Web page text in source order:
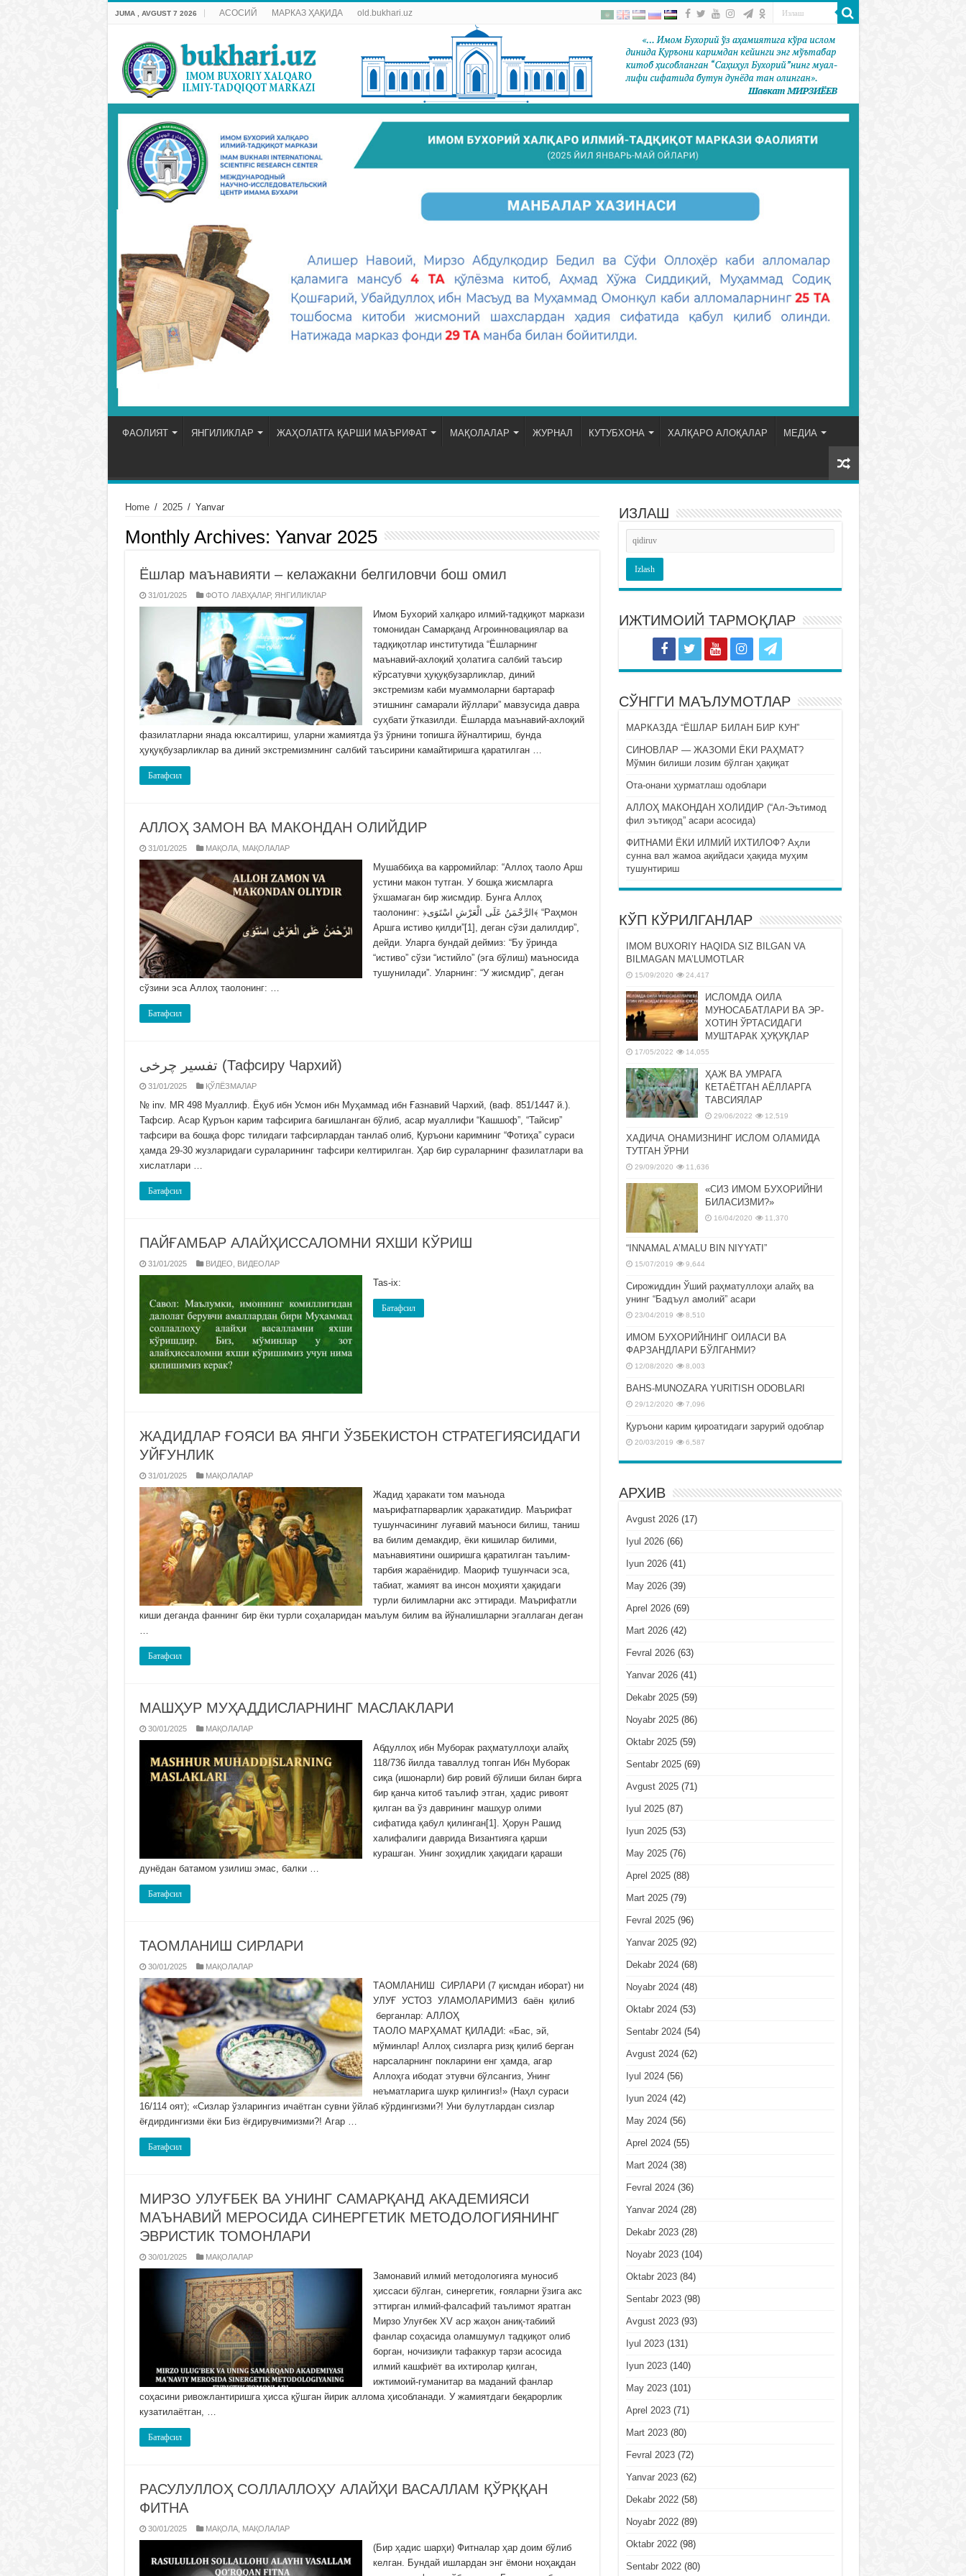
JUMA , AVGUST 7 2026 АСОСИЙ МАРКАЗ ҲАҚИДА old.bukhari.uz
ФАОЛИЯТ ЯНГИЛИКЛАР ЖАҲОЛАТГА ҚАРШИ МАЪРИФАТ МАҚОЛАЛАР ЖУРНАЛ КУТУБХОНА ХАЛҚАРО АЛОҚАЛАР МЕДИА
Home / 2025 / Yanvar
Monthly Archives: Yanvar 2025
Ёшлар маънавияти – келажакни белгиловчи бош омил
31/01/2025 ФОТО ЛАВҲАЛАР, ЯНГИЛИКЛАР
Имом Бухорий халқаро илмий-тадқиқот маркази
томонидан Самарқанд Агроинновациялар ва
тадқиқотлар институтида “Ёшларнинг
маънавий-ахлоқий ҳолатига салбий таъсир
кўрсатувчи ҳуқуқбузарликлар, диний
экстремизм каби муаммоларни бартараф
этишнинг самарали йўллари” мавзусида давра
суҳбати ўтказилди. Ёшларда маънавий-ахлоқий
фазилатларни янада юксалтириш, уларни жамиятда ўз ўрнини топишга йўналтириш, бунда
ҳуқуқбузарликлар ва диний экстремизмнинг салбий таъсирини камайтиришга қаратилган …
Батафсил
АЛЛОҲ ЗАМОН ВА МАКОНДАН ОЛИЙДИР
31/01/2025 МАҚОЛА, МАҚОЛАЛАР
Мушаббиҳа ва карромийлар: “Аллоҳ таоло Арш
устини макон тутган. У бошқа жисмларга
ўхшамаган бир жисмдир. Бунга Аллоҳ
таолонинг: ﴿الرَّحْمَنُ عَلَى الْعَرْشِ اسْتَوَى﴾ “Раҳмон
Аршга истиво қилди”[1], деган сўзи далилдир”,
дейди. Уларга бундай деймиз: “Бу ўринда
“истиво” сўзи “истийло” (эга бўлиш) маъносида
тушунилади”. Уларнинг: “У жисмдир”, деган
сўзини эса Аллоҳ таолонинг: …
Батафсил
تفسير چرخى (Тафсиру Чархий)
31/01/2025 ҚЎЛЁЗМАЛАР
№ inv. MR 498 Муаллиф. Ёқуб ибн Усмон ибн Муҳаммад ибн Ғазнавий Чархий, (ваф. 851/1447 й.).
Тафсир. Асар Қуръон карим тафсирига бағишланган бўлиб, асар муаллифи “Кашшоф”, “Тайсир”
тафсири ва бошқа форс тилидаги тафсирлардан танлаб олиб, Қуръони каримнинг “Фотиҳа” сураси
ҳамда 29-30 жузларидаги сураларининг тафсири келтирилган. Ҳар бир сураларнинг фазилатлари ва
хислатлари …
Батафсил
ПАЙҒАМБАР АЛАЙҲИССАЛОМНИ ЯХШИ КЎРИШ
31/01/2025 ВИДЕО, ВИДЕОЛАР
Tas-ix:
Батафсил
ЖАДИДЛАР ҒОЯСИ ВА ЯНГИ ЎЗБЕКИСТОН СТРАТЕГИЯСИДАГИ
УЙҒУНЛИК
31/01/2025 МАҚОЛАЛАР
Жадид ҳаракати том маънода
маърифатпарварлик ҳаракатидир. Маърифат
тушунчасининг луғавий маъноси билиш, таниш
ва билим демакдир, ёки кишилар билими,
маънавиятини оширишга қаратилган таълим-
тарбия жараёнидир. Маориф тушунчаси эса,
табиат, жамият ва инсон моҳияти ҳақидаги
турли билимларни акс эттиради. Маърифатли
киши деганда фаннинг бир ёки турли соҳаларидан маълум билим ва йўналишларни эгаллаган деган
…
Батафсил
МАШҲУР МУҲАДДИСЛАРНИНГ МАСЛАКЛАРИ
30/01/2025 МАҚОЛАЛАР
Абдуллоҳ ибн Муборак раҳматуллоҳи алайҳ
118/736 йилда таваллуд топган Ибн Муборак
сиқа (ишонарли) бир ровий бўлиши билан бирга
бир қанча китоб таълиф этган, ҳадис ривоят
қилган ва ўз даврининг машҳур олими
сифатида қабул қилинган[1]. Ҳорун Рашид
халифалиги даврида Византияга қарши
курашган. Унинг зоҳидлик ҳақидаги қараши
дунёдан батамом узилиш эмас, балки …
Батафсил
ТАОМЛАНИШ СИРЛАРИ
30/01/2025 МАҚОЛАЛАР
ТАОМЛАНИШ СИРЛАРИ (7 қисмдан иборат) ни
УЛУҒ УСТОЗ УЛАМОЛАРИМИЗ баён қилиб
берганлар: АЛЛОҲ
ТАОЛО МАРҲАМАТ ҚИЛАДИ: «Бас, эй,
мўминлар! Аллоҳ сизларга ризқ қилиб берган
нарсаларнинг покларини енг ҳамда, агар
Аллоҳга ибодат этувчи бўлсангиз, Унинг
неъматларига шукр қилингиз!» (Наҳл сураси
16/114 оят); «Сизлар ўзларингиз ичаётган сувни ўйлаб кўрдингизми?! Уни булутлардан сизлар
ёғдирдингизми ёки Биз ёғдирувчимизми?! Агар …
Батафсил
МИРЗО УЛУҒБЕК ВА УНИНГ САМАРҚАНД АКАДЕМИЯСИ
МАЪНАВИЙ МЕРОСИДА СИНЕРГЕТИК МЕТОДОЛОГИЯНИНГ
ЭВРИСТИК ТОМОНЛАРИ
30/01/2025 МАҚОЛАЛАР
Замонавий илмий методологияга муносиб
ҳиссаси бўлган, синергетик, ғояларни ўзига акс
эттирган илмий-фалсафий таълимот яратган
Мирзо Улуғбек XV аср жаҳон аниқ-табиий
фанлар соҳасида оламшумул тадқиқот олиб
борган, ночизиқли тафаккур тарзи асосида
илмий кашфиёт ва ихтиролар қилган,
ижтимоий-гуманитар ва маданий фанлар
соҳасини ривожлантиришга ҳисса қўшган йирик аллома ҳисобланади. У жамиятдаги беқарорлик
кузатилаётган, …
Батафсил
РАСУЛУЛЛОҲ СОЛЛАЛЛОҲУ АЛАЙҲИ ВАСАЛЛАМ ҚЎРҚҚАН
ФИТНА
30/01/2025 МАҚОЛА, МАҚОЛАЛАР
(Бир ҳадис шарҳи) Фитналар ҳар доим бўлиб
келган. Бундай ишлардан энг ёмони ноҳақдан
ИЗЛАШ
ИЖТИМОИЙ ТАРМОҚЛАР
СЎНГГИ МАЪЛУМОТЛАР
МАРКАЗДА “ЁШЛАР БИЛАН БИР КУН”
СИНОВЛАР — ЖАЗОМИ ЁКИ РАҲМАТ?
Мўмин билиши лозим бўлган ҳақиқат
Ота-онани ҳурматлаш одоблари
АЛЛОҲ МАКОНДАН ХОЛИДИР (“Ал-Эътимод
фил эътиқод” асари асосида)
ФИТНАМИ ЁКИ ИЛМИЙ ИХТИЛОФ? Аҳли
сунна вал жамоа ақийдаси ҳақида муҳим
тушунтириш
КЎП КЎРИЛГАНЛАР
IMOM BUXORIY HAQIDA SIZ BILGAN VA
BILMAGAN MA’LUMOTLAR
15/09/2020 24,417
ИСЛОМДА ОИЛА
МУНОСАБАТЛАРИ ВА ЭР-
ХОТИН ЎРТАСИДАГИ
МУШТАРАК ҲУҚУҚЛАР
17/05/2022 14,055
ҲАЖ ВА УМРАГА
КЕТАЁТГАН АЁЛЛАРГА
ТАВСИЯЛАР
29/06/2022 12,519
ХАДИЧА ОНАМИЗНИНГ ИСЛОМ ОЛАМИДА
ТУТГАН ЎРНИ
29/09/2020 11,636
«СИЗ ИМОМ БУХОРИЙНИ
БИЛАСИЗМИ?»
16/04/2020 11,370
“INNAMAL A’MALU BIN NIYYATI”
15/07/2019 9,644
Сирожиддин Ўший раҳматуллоҳи алайҳ ва
унинг “Бадъул амолий” асари
23/04/2019 8,510
ИМОМ БУХОРИЙНИНГ ОИЛАСИ ВА
ФАРЗАНДЛАРИ БЎЛГАНМИ?
12/08/2020 8,003
BAHS-MUNOZARA YURITISH ODOBLARI
29/12/2020 7,096
Қуръони карим қироатидаги зарурий одоблар
20/03/2019 6,587
АРХИВ
Avgust 2026(17)
Iyul 2026(66)
Iyun 2026(41)
May 2026(39)
Aprel 2026(69)
Mart 2026(42)
Fevral 2026(63)
Yanvar 2026(41)
Dekabr 2025(59)
Noyabr 2025(86)
Oktabr 2025(59)
Sentabr 2025(69)
Avgust 2025(71)
Iyul 2025(87)
Iyun 2025(53)
May 2025(76)
Aprel 2025(88)
Mart 2025(79)
Fevral 2025(96)
Yanvar 2025(92)
Dekabr 2024(68)
Noyabr 2024(48)
Oktabr 2024(53)
Sentabr 2024(54)
Avgust 2024(62)
Iyul 2024(56)
Iyun 2024(42)
May 2024(56)
Aprel 2024(55)
Mart 2024(38)
Fevral 2024(36)
Yanvar 2024(28)
Dekabr 2023(28)
Noyabr 2023(104)
Oktabr 2023(84)
Sentabr 2023(98)
Avgust 2023(93)
Iyul 2023(131)
Iyun 2023(140)
May 2023(101)
Aprel 2023(71)
Mart 2023(80)
Fevral 2023(72)
Yanvar 2023(62)
Dekabr 2022(58)
Noyabr 2022(89)
Oktabr 2022(98)
Sentabr 2022(80)